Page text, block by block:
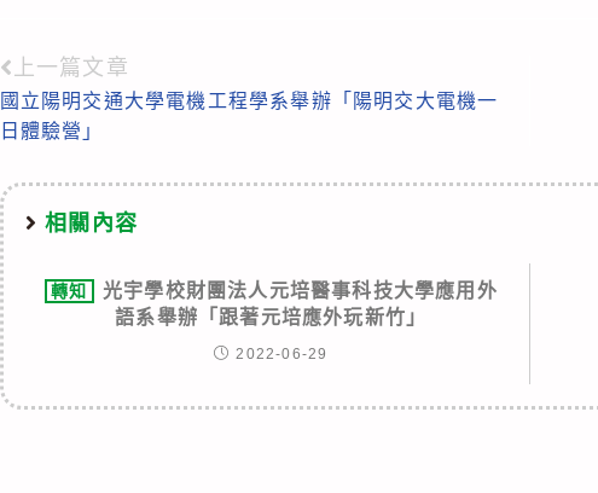
Read
more
上一篇文章
國立陽明交通大學電機工程學系舉辦「陽明交大電機一
日體驗營」
相關內容
轉知
光宇學校財團法人元培醫事科技大學應用外
語系舉辦「跟著元培應外玩新竹」
2022-06-29